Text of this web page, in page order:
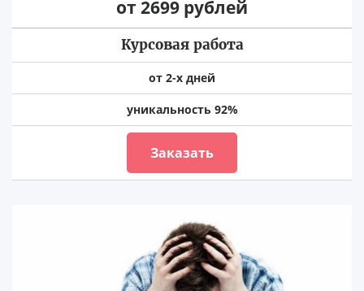
от 2699 рублей
Курсовая работа
от 2-х дней
уникальность 92%
Заказать